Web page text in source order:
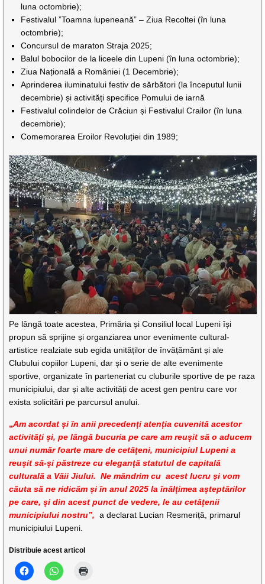
luna octombrie);
Festivalul ”Toamna lupeneană” – Ziua Recoltei (în luna
octombrie);
Concursul de maraton Straja 2025;
Balul bobocilor de la liceele din Lupeni (în luna octombrie);
Ziua Națională a României (1 Decembrie);
Aprinderea iluminatului festiv de sărbători (la începutul lunii
decembrie) și activități specifice Pomului de iarnă
Festivalul colindelor de Crăciun și Festivalul Crailor (în luna
decembrie);
Comemorarea Eroilor Revoluției din 1989;
Pe lângă toate acestea, Primăria și Consiliul local Lupeni își
propun să sprijine și organziarea unor evenimente cultural-
artistice realziate sub egida unităților de învățământ și ale
Clubului copiilor Lupeni, dar și o serie de alte evenimente
sportive, organizate în parteneriat cu cluburile sportive de pe raza
municipiului, dar și alte activități de acest gen pentru care vor
exista solicitări pe parcursul anului.
„Am acordat și în anii precedenți atenția cuvenită acestor
activități și, pe lângă bucuria pe care am reușit să o aducem
unui număr foarte mare de cetățeni, municipiul Lupeni a
reușit să-și păstreze cu eleganță statutul de capitală
culturală a Văii Jiului. Ne mândrim cu acest lucru și vom
căuta să ne ridicăm și în anul 2025 la înălțimea așteptărilor
pe care, și din acest punct de vedere, le au cetățenii
municipiului nostru”, a declarat Lucian Resmeriță, primarul
municipiului Lupeni.
Distribuie acest articol